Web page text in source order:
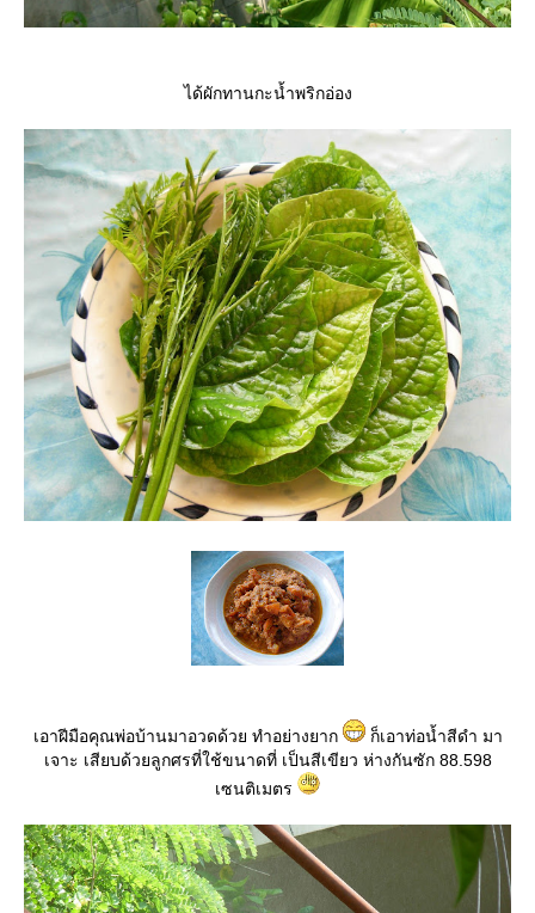
ได้ผักทานกะน้ำพริกอ่อง
เอาฝีมือคุณพ่อบ้านมาอวดด้วย ทำอย่างยาก
ก็เอาท่อน้ำสีดำ มา
เจาะ เสียบด้วยลูกศรที่ใช้ขนาดที่ เป็นสีเขียว ห่างกันซัก 88.598
เซนติเมตร